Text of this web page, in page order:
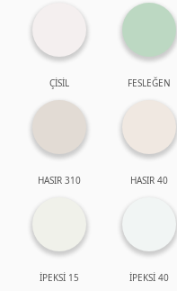
ÇİSİL FESLEĞEN
HASIR 310 HASIR 40
İPEKSİ 15 İPEKSİ 40